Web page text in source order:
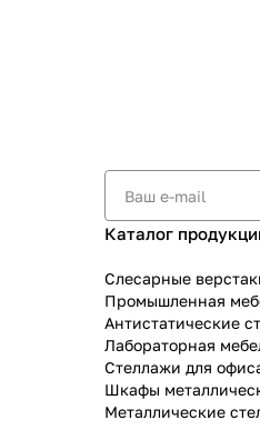
Каталог
Слесарные
Промышленная
Антистатические
Лабораторная
Стеллажи для
Шкафы
Металлические